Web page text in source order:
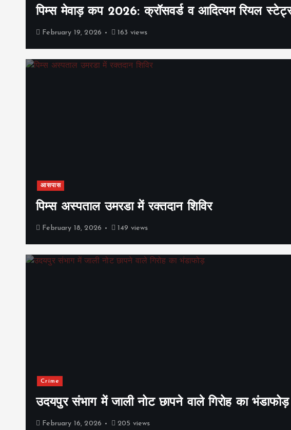
पिम्स मेवाड़ कप 2026: क्रॉसवर्ड व आदित्यम रियल
February 19, 2026 163 views
आसपास
पिम्स अस्पताल उमरडा में रक्तदान शिविर
February 18, 2026 149 views
Crime
उदयपुर संभाग में जाली नोट छापने वाले गिरोह का भंडाफोड़
February 16, 2026 205 views